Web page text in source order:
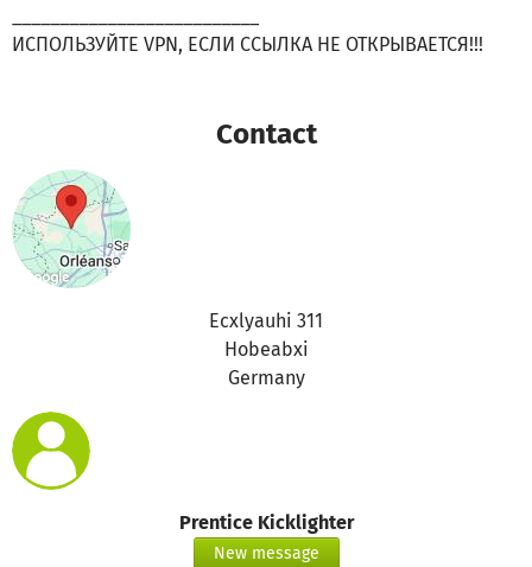
ИСПОЛЬЗУЙТЕ VPN, ЕСЛИ ССЫЛКА НЕ ОТКРЫВАЕТСЯ!!!
Contact
Ecxlyauhi 311
Hobeabxi
Germany
Prentice Kicklighter
New message